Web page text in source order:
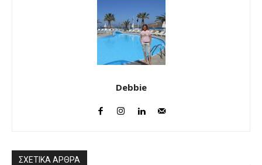
Debbie
ΣΧΕΤΙΚΑ ΑΡΘΡΑ